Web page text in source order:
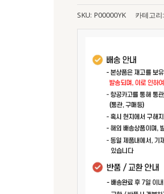
량
SKU: P00000YK 카테고리: